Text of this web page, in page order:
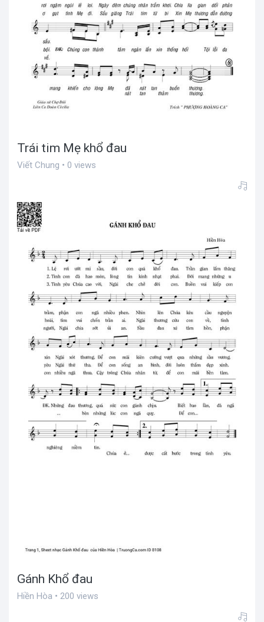
Trái tim Mẹ khổ đau
Viết Chung • 0 views
Gánh Khổ đau
Hiền Hòa • 200 views